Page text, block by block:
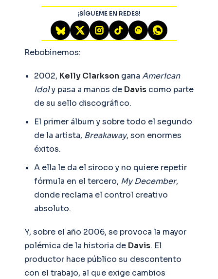
¡SÍGUEME EN REDES!
Rebobinemos:
2002, Kelly Clarkson gana American
Idoly pasa a manos de Davis como parte
de su sello discográfico.
El primer álbum y sobre todo el segundo
de la artista, Breakaway, son enormes
éxitos.
A ella le da el siroco y no quiere repetir
fórmula en el tercero, My December,
donde reclama el control creativo
absoluto.
Y, sobre el año 2006, se provoca la mayor
polémica de la historia de Davis. El
productor hace público su descontento
con el trabajo, al que exige cambios